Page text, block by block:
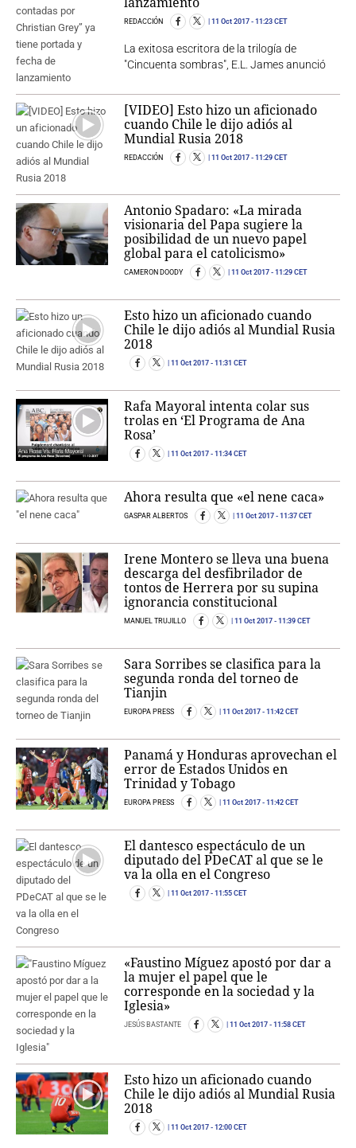
REDACCIÓN 11 Oct 2017 - 11:23 CET
La exitosa escritora de la trilogía de
"Cincuenta sombras", E.L. James anunció
[VIDEO] Esto hizo un aficionado
cuando Chile le dijo adiós al
Mundial Rusia 2018
REDACCIÓN 11 Oct 2017 - 11:29 CET
Antonio Spadaro: «La mirada
visionaria del Papa sugiere la
posibilidad de un nuevo papel
global para el catolicismo»
CAMERON DOODY 11 Oct 2017 - 11:29 CET
Esto hizo un aficionado cuando
Chile le dijo adiós al Mundial Rusia
2018
11 Oct 2017 - 11:31 CET
Rafa Mayoral intenta colar sus
trolas en ‘El Programa de Ana
Rosa’
11 Oct 2017 - 11:34 CET
Ahora resulta que «el nene caca»
GASPAR ALBERTOS 11 Oct 2017 - 11:37 CET
Irene Montero se lleva una buena
descarga del desfibrilador de
tontos de Herrera por su supina
ignorancia constitucional
MANUEL TRUJILLO 11 Oct 2017 - 11:39 CET
Sara Sorribes se clasifica para la
segunda ronda del torneo de
Tianjin
EUROPA PRESS 11 Oct 2017 - 11:42 CET
Panamá y Honduras aprovechan el
error de Estados Unidos en
Trinidad y Tobago
EUROPA PRESS 11 Oct 2017 - 11:42 CET
El dantesco espectáculo de un
diputado del PDeCAT al que se le
va la olla en el Congreso
11 Oct 2017 - 11:55 CET
«Faustino Míguez apostó por dar a
la mujer el papel que le
corresponde en la sociedad y la
Iglesia»
JESÚS BASTANTE 11 Oct 2017 - 11:58 CET
Esto hizo un aficionado cuando
Chile le dijo adiós al Mundial Rusia
2018
11 Oct 2017 - 12:00 CET